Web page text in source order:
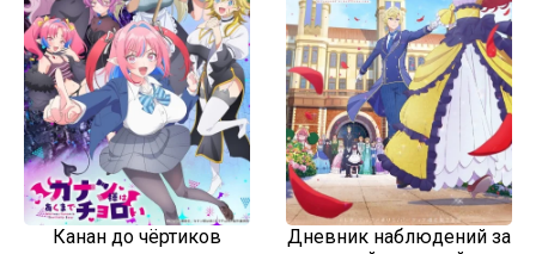
Канан до чёртиков
Дневник наблюдений за